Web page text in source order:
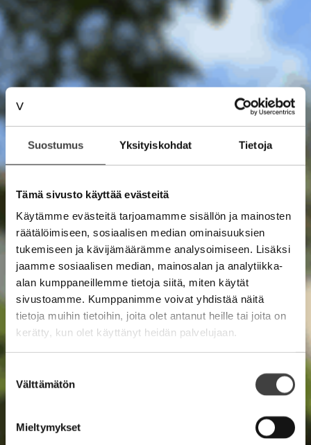
Suostumus Yksityiskohdat Tietoja
Tämä sivusto käyttää evästeitä
Käytämme evästeitä tarjoamamme sisällön ja mainosten
räätälöimiseen, sosiaalisen median ominaisuuksien
tukemiseen ja kävijämäärämme analysoimiseen. Lisäksi
jaamme sosiaalisen median, mainosalan ja analytiikka-
alan kumppaneillemme tietoja siitä, miten käytät
sivustoamme. Kumppanimme voivat yhdistää näitä
tietoja muihin tietoihin, joita olet antanut heille tai joita on
kerätty, kun olet käyttänyt heidän palvelujaan.
valinta
Välttämätön
Mieltymykset